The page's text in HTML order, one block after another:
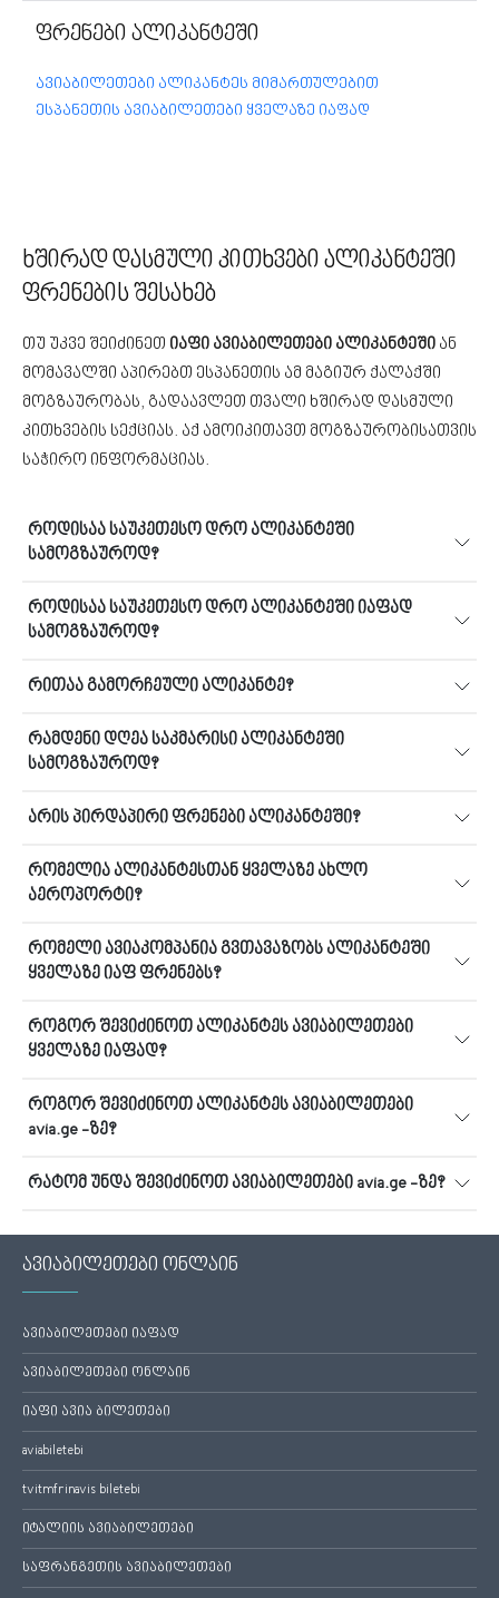
ფრენები ალიკანტეში
ავიაბილეთები ალიკანტეს მიმართულებით
ესპანეთის ავიაბილეთები ყველაზე იაფად
ხშირად დასმული კითხვები ალიკანტეში
ფრენების შესახებ
თუ უკვე შეიძინეთ იაფი ავიაბილეთები ალიკანტეში ან
მომავალში აპირებთ ესპანეთის ამ მაგიურ ქალაქში
მოგზაურობას, გადაავლეთ თვალი ხშირად დასმული
კითხვების სექციას. აქ ამოიკითავთ მოგზაურობისათვის
საჭირო ინფორმაციას.
როდისაა საუკეთესო დრო ალიკანტეში
სამოგზაუროდ?
როდისაა საუკეთესო დრო ალიკანტეში იაფად
სამოგზაუროდ?
რითაა გამორჩეული ალიკანტე?
რამდენი დღეა საკმარისი ალიკანტეში
სამოგზაუროდ?
არის პირდაპირი ფრენები ალიკანტეში?
რომელია ალიკანტესთან ყველაზე ახლო
აეროპორტი?
რომელი ავიაკომპანია გვთავაზობს ალიკანტეში
ყველაზე იაფ ფრენებს?
როგორ შევიძინოთ ალიკანტეს ავიაბილეთები
ყველაზე იაფად?
როგორ შევიძინოთ ალიკანტეს ავიაბილეთები
avia.ge -ზე?
რატომ უნდა შევიძინოთ ავიაბილეთები avia.ge -ზე?
ავიაბილეთები ონლაინ
ავიაბილეთები იაფად
ავიაბილეთები ონლაინ
იაფი ავია ბილეთები
aviabiletebi
tvitmfrinavis biletebi
იტალიის ავიაბილეთები
საფრანგეთის ავიაბილეთები